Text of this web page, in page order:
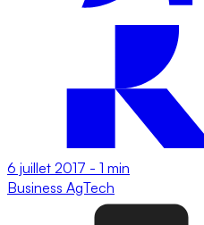
6 juillet 2017 - 1 min
Business AgTech